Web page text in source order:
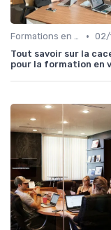
Formations en ligne • 02/
Tout savoir sur la
pour la formation en